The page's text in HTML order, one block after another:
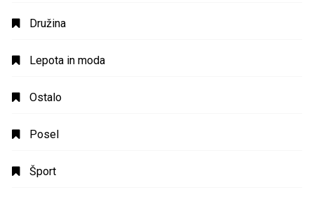
Družina
Lepota in moda
Ostalo
Posel
Šport